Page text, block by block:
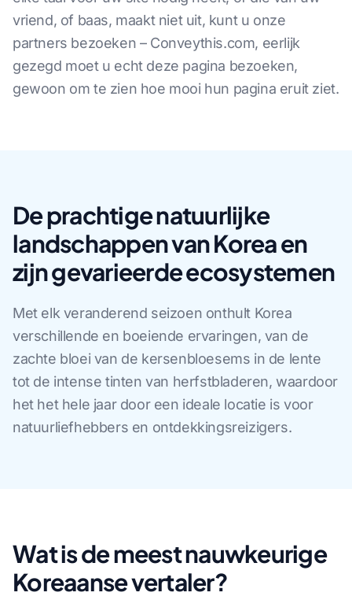
vriend, of baas, maakt niet uit, kunt u onze
partners bezoeken – Conveythis.com, eerlijk
gezegd moet u echt deze pagina bezoeken,
gewoon om te zien hoe mooi hun pagina eruit ziet.
De prachtige natuurlijke
landschappen van Korea en
zijn gevarieerde ecosystemen
Met elk veranderend seizoen onthult Korea
verschillende en boeiende ervaringen, van de
zachte bloei van de kersenbloesems in de lente
tot de intense tinten van herfstbladeren, waardoor
het het hele jaar door een ideale locatie is voor
natuurliefhebbers en ontdekkingsreizigers.
Wat is de meest nauwkeurige
Koreaanse vertaler?